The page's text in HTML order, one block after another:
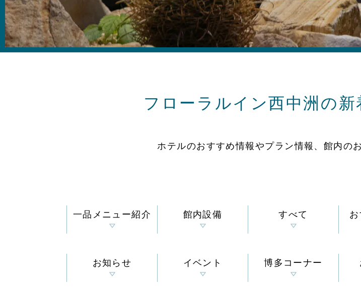
フローラルイン西中洲の
ホテルのおすすめ情報やプラン情報、 館内の
一品メニュー紹介 館内設備 すべて
お知らせ イベント 博多コーナー